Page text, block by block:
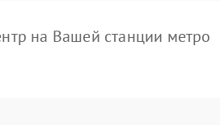
на Вашей станции метро